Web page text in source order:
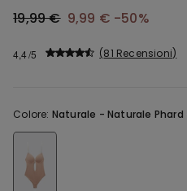
19,99 € 9,99 € -50%
4,4 81 Recensioni
Colore: Naturale -Naturale Phard